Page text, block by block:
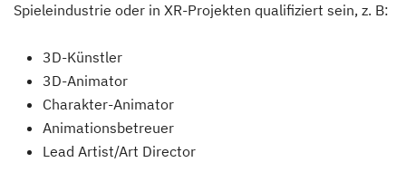
Spieleindustrie oder in XR-Projekten qualifiziert sein, z. B:
3D-Künstler
3D-Animator
Charakter-Animator
Animationsbetreuer
Lead Artist/Art Director